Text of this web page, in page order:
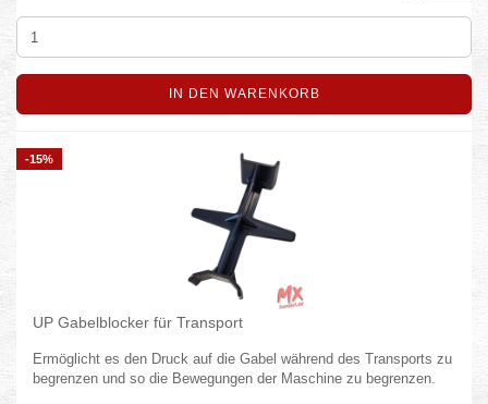
IN DEN WARENKORB
-15%
UP Gabelblocker für Transport
Ermöglicht es den Druck auf die Gabel während des Transports zu
begrenzen und so die Bewegungen der Maschine zu begrenzen.